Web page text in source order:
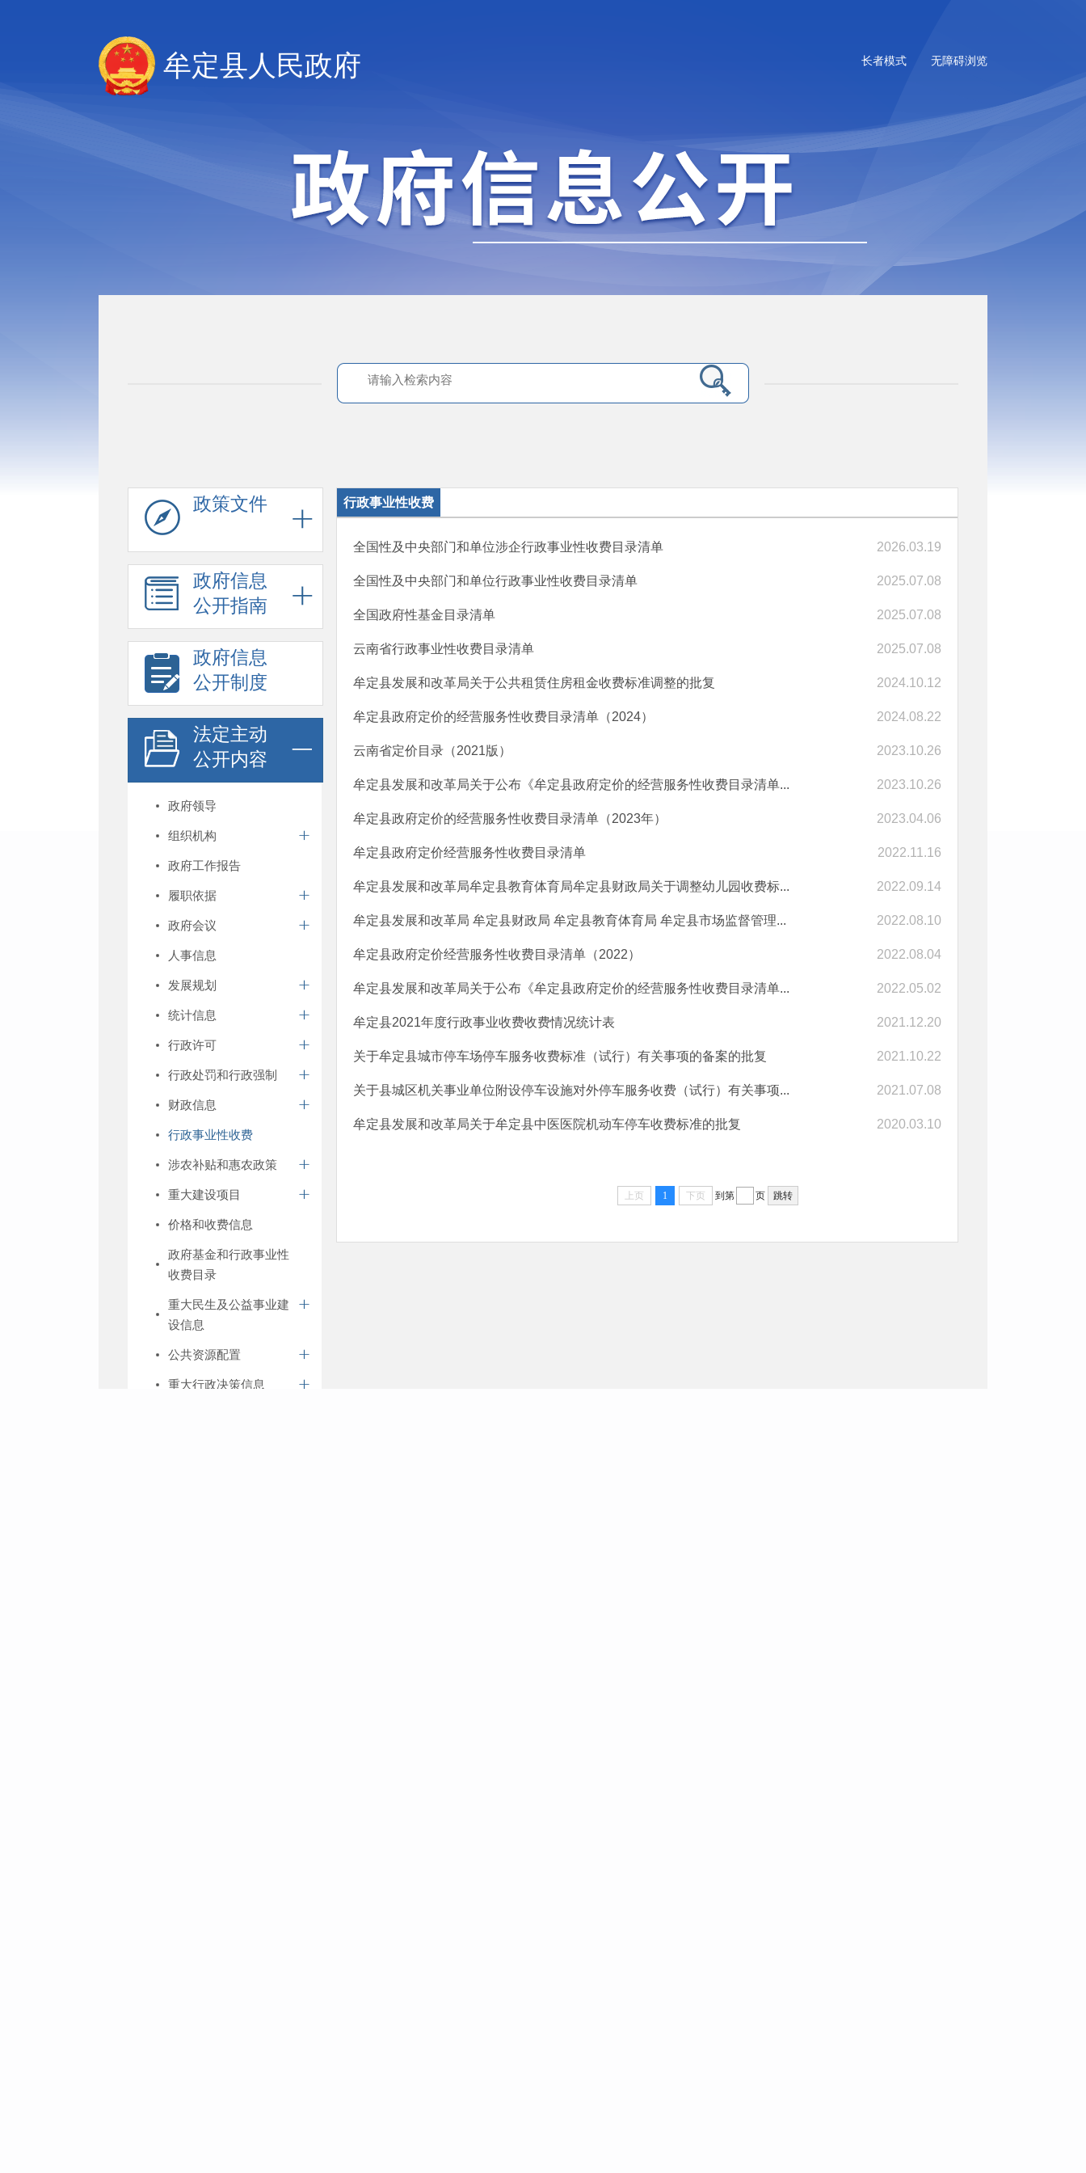
无障碍浏览
长者模式
牟定县人民政府
政策文件
政府信息
公开指南
政府信息
公开制度
法定主动
公开内容
政府领导
组织机构
政府工作报告
履职依据
政府会议
人事信息
发展规划
统计信息
行政许可
行政处罚和行政强制
财政信息
行政事业性收费
涉农补贴和惠农政策
重大建设项目
价格和收费信息
政府基金和行政事业性
收费目录
重大民生及公益事业建
设信息
公共资源配置
重大行政决策信息
行政事业性收费
全国性及中央部门和单位涉企行政事业性收费目录清单 2026.03.19
全国性及中央部门和单位行政事业性收费目录清单 2025.07.08
全国政府性基金目录清单 2025.07.08
云南省行政事业性收费目录清单 2025.07.08
牟定县发展和改革局关于公共租赁住房租金收费标准调整的批复 2024.10.12
牟定县政府定价的经营服务性收费目录清单（2024） 2024.08.22
云南省定价目录（2021版） 2023.10.26
牟定县发展和改革局关于公布《牟定县政府定价的经营服务性收费目录清单... 2023.10.26
牟定县政府定价的经营服务性收费目录清单（2023年） 2023.04.06
牟定县政府定价经营服务性收费目录清单 2022.11.16
牟定县发展和改革局牟定县教育体育局牟定县财政局关于调整幼儿园收费标... 2022.09.14
牟定县发展和改革局 牟定县财政局 牟定县教育体育局 牟定县市场监督管理... 2022.08.10
牟定县政府定价经营服务性收费目录清单（2022） 2022.08.04
牟定县发展和改革局关于公布《牟定县政府定价的经营服务性收费目录清单... 2022.05.02
牟定县2021年度行政事业收费收费情况统计表 2021.12.20
关于牟定县城市停车场停车服务收费标准（试行）有关事项的备案的批复 2021.10.22
关于县城区机关事业单位附设停车设施对外停车服务收费（试行）有关事项... 2021.07.08
牟定县发展和改革局关于牟定县中医医院机动车停车收费标准的批复 2020.03.10
上页 1 下页 到第 页 跳转